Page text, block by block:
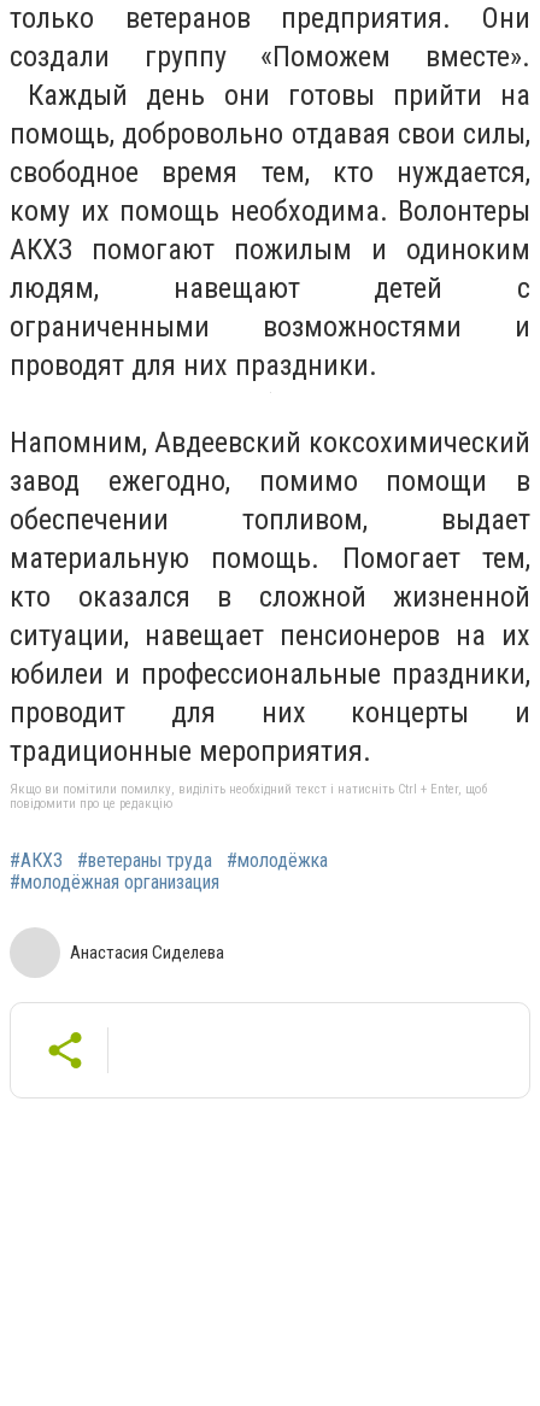
только ветеранов предприятия. Они
создали группу «Поможем вместе».
Каждый день они готовы прийти на
помощь, добровольно отдавая свои силы,
свободное время тем, кто нуждается,
кому их помощь необходима. Волонтеры
АКХЗ помогают пожилым и одиноким
людям, навещают детей с
ограниченными возможностями и
проводят для них праздники.
Напомним, Авдеевский коксохимический
завод ежегодно, помимо помощи в
обеспечении топливом, выдает
материальную помощь. Помогает тем,
кто оказался в сложной жизненной
ситуации, навещает пенсионеров на их
юбилеи и профессиональные праздники,
проводит для них концерты и
традиционные мероприятия.
Якщо ви помітили помилку, виділіть необхідний текст і натисніть Ctrl + Enter, щоб
повідомити про це редакцію
#АКХЗ #ветераны труда
#молодёжка
#молодёжная организация
Анастасия Сиделева